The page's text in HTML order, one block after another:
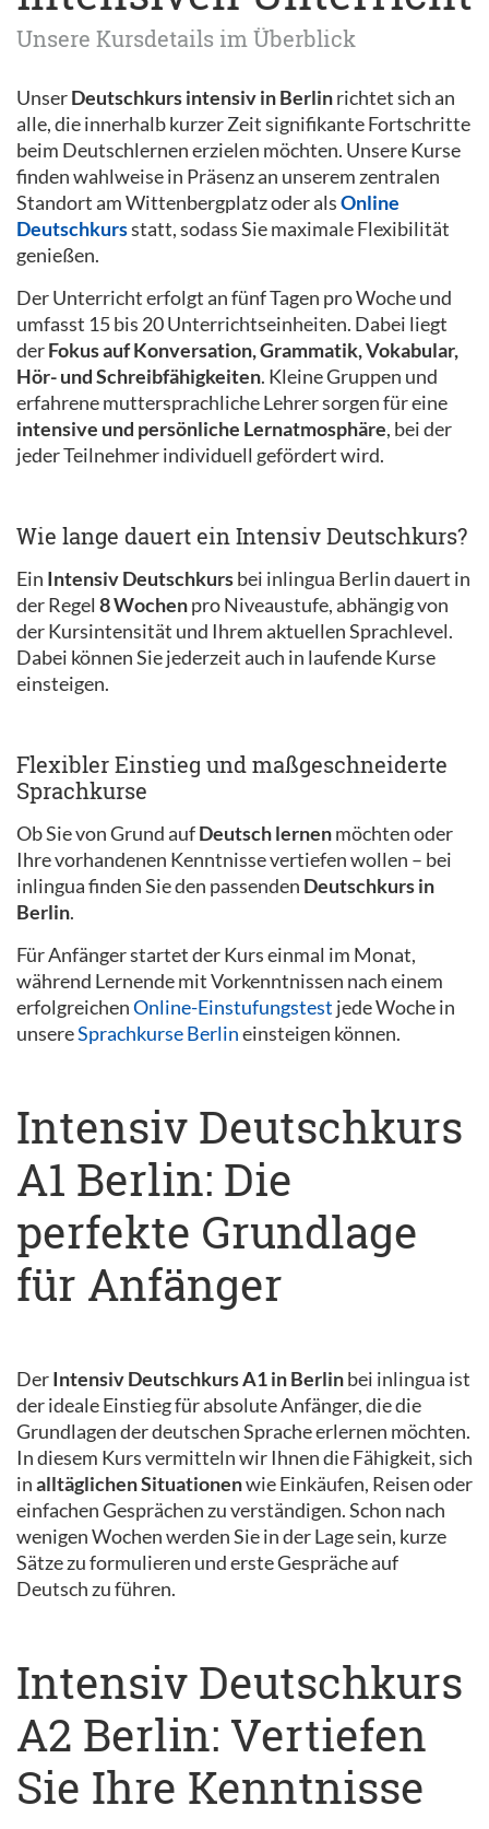
Unsere Kursdetails im Überblick
UnserDeutschkurs intensiv in Berlinrichtet sich an
alle, die innerhalb kurzer Zeit signifikante Fortschritte
beim Deutschlernen erzielen möchten. Unsere Kurse
finden wahlweise in Präsenz an unserem zentralen
Standort am Wittenbergplatz oder alsOnline
Deutschkursstatt, sodass Sie maximale Flexibilität
genießen.
Der Unterricht erfolgt an fünf Tagen pro Woche und
umfasst 15 bis 20 Unterrichtseinheiten. Dabei liegt
derFokus auf Konversation, Grammatik, Vokabular,
Hör- und Schreibfähigkeiten. Kleine Gruppen und
erfahrene muttersprachliche Lehrer sorgen für eine
intensive und persönliche Lernatmosphäre, bei der
jeder Teilnehmer individuell gefördert wird.
Wie lange dauert ein Intensiv Deutschkurs?
Ein Intensiv Deutschkursbei inlingua Berlin dauert in
der Regel 8 Wochenpro Niveaustufe, abhängig von
der Kursintensität und Ihrem aktuellen Sprachlevel.
Dabei können Sie jederzeit auch in laufende Kurse
einsteigen.
Flexibler Einstieg und maßgeschneiderte
Sprachkurse
Ob Sie von Grund aufDeutsch lernenmöchten oder
Ihre vorhandenen Kenntnisse vertiefen wollen – bei
inlingua finden Sie den passenden Deutschkurs in
Berlin.
Für Anfänger startet der Kurs einmal im Monat,
während Lernende mit Vorkenntnissen nach einem
erfolgreichenOnline-Einstufungstest jede Woche in
unsereSprachkurse Berlineinsteigen können.
Intensiv Deutschkurs
A1 Berlin: Die
perfekte Grundlage
für Anfänger
DerIntensiv Deutschkurs A1 in Berlinbei inlingua ist
der ideale Einstieg für absolute Anfänger, die die
Grundlagen der deutschen Sprache erlernen möchten.
In diesem Kurs vermitteln wir Ihnen die Fähigkeit, sich
inalltäglichen Situationenwie Einkäufen, Reisen oder
einfachen Gesprächen zu verständigen. Schon nach
wenigen Wochen werden Sie in der Lage sein, kurze
Sätze zu formulieren und erste Gespräche auf
Deutsch zu führen.
Intensiv Deutschkurs
A2 Berlin: Vertiefen
Sie Ihre Kenntnisse